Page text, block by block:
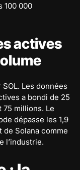
100 000
actives
Les données
a bondi de 25
millions. Le
dépasse les 1,9
Solana comme
l’industrie.